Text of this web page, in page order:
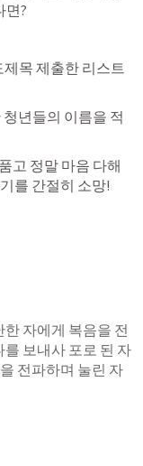
면?
제목 제출한 리스트
년들의 이름을 적
고 정말 마음 다해
를 간절히 소망!
자에게 복음을 전
보내사 포로 된 자
전파하며 눌린 자